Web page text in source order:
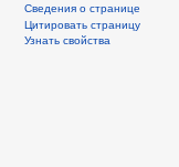
Сведения о странице
Цитировать страницу
Узнать свойства